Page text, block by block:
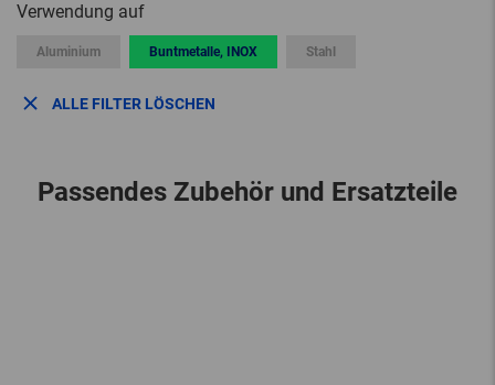
Verwendung auf
Aluminium Buntmetalle, INOX Stahl
ALLE FILTER LÖSCHEN
Passendes Zubehör und Ersatzteile